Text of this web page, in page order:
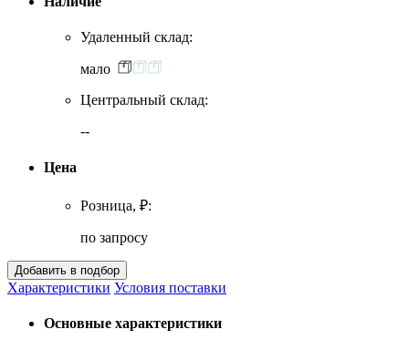
Удаленный склад:
мало
Центральный склад:
--
Цена
Розница, ₽:
по запросу
Характеристики Условия поставки
Основные характеристики